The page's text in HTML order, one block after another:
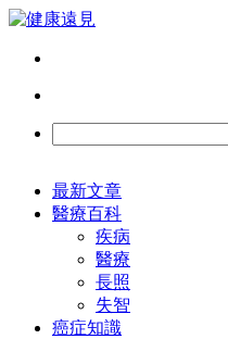
最新文章
醫療百科
疾病
醫療
長照
失智
癌症知識